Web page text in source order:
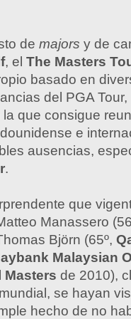
de majors y de
, el The Masters
basado en
del PGA
que consigue
e
ausencias,
.
que
Manassero
Björn (65º,
Malaysian
Masters de 2010),
se hayan
hecho de no